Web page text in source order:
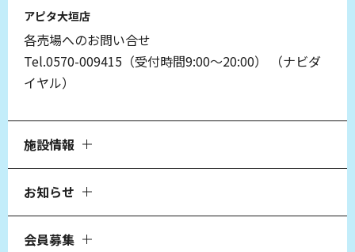
アピタ大垣店
各売場へのお問い合せ
Tel.0570-009415（受付時間9:00～20:00）
（ナビダ
イヤル）
施設情報
お知らせ
会員募集